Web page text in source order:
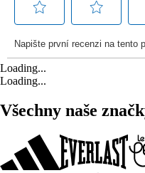
Loading...
Loading...
Všechny naše